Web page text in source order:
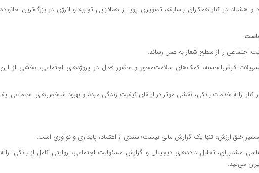
در کنار همکاران باسابقه، تصویری پویا از هم‌افزایی تجربه و انرژی در بزرگ‌ترین خانواده
قرض‌الحسنه، کمک‌های سلامت‌محور و حضور فعال در پروژه‌های اجتماعی، بخشی از این
ارائه خدمات بانکی، نقشی مؤثر در ارتقای کیفیت زندگی مردم و بهبود شاخص‌های اجتماعی ایفا
مشتریان، تحلیل داده‌های دیجیتال و گزارش مسئولیت اجتماعی، روایتی کامل از بانکی ارائه